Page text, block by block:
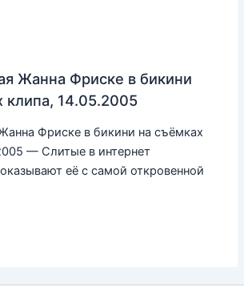
Жанна Фриске в бикини
клипа, 14.05.2005
Фриске в бикини на съёмках
— Слитые в интернет
её с самой откровенной